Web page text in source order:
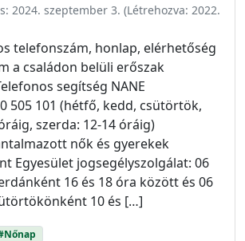
2024. szeptember 3. (Létrehozva: 2022.
telefonszám, honlap, elérhetőség
a családon belüli erőszak
segítség NANE
505 101 (hétfő, kedd, csütörtök,
szerda: 12-14 óráig)
nők és gyerekek
Egyesület jogsegélyszolgálat: 06
16 és 18 óra között és 06
10 és […]